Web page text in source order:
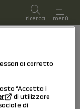
ricerca menù
Sandero
Guida PDF
al corretto
“Accetta i
di utilizzare
e di